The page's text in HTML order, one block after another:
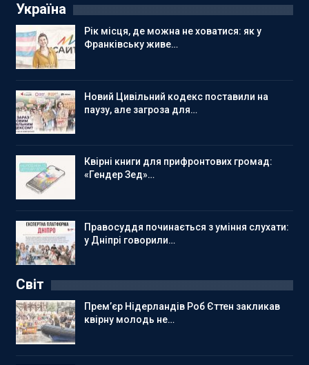
Україна
Рік місця, де можна не ховатися: як у
Франківську живе…
Новий Цивільний кодекс поставили на
паузу, але загроза для…
Квірні книги для прифронтових громад:
«Гендер Зед»…
Правосуддя починається з уміння слухати:
у Дніпрі говорили…
Світ
Прем’єр Нідерландів Роб Єттен закликав
квірну молодь не…